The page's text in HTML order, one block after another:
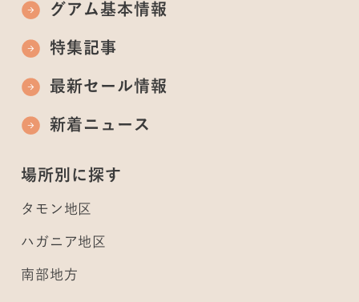
グアム基本情報
特集記事
最新セール情報
新着ニュース
場所別に探す
タモン地区
ハガニア地区
南部地方